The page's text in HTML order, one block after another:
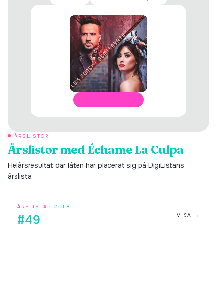
ÅRSLISTOR
Årslistor medÉchame La Culpa
Helårsresultat där låten har placerat sig på DigiListans
årslista.
ÅRSLISTA · 2018
#49 VISA →